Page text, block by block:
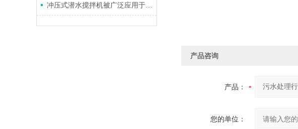
产品咨询
产品：
您的单位：